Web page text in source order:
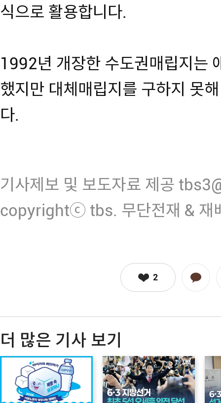
식으로 활용합니다.
1992년 개장한 수도권매립지는
했지만 대체매립지를 구하지 못
다.
기사제보 및 보도자료 제공
copyrightⓒ tbs. 무단전재 & 재
2
더 많은 기사 보기